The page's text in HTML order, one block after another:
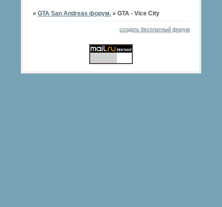
» GTA San Andreas форум. » GTA - Vice City
создать бесплатный форум